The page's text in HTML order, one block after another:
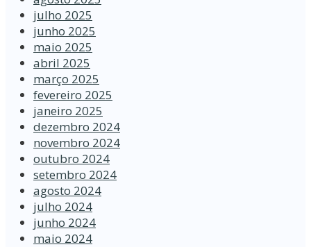
julho 2025
junho 2025
maio 2025
abril 2025
março 2025
fevereiro 2025
janeiro 2025
dezembro 2024
novembro 2024
outubro 2024
setembro 2024
agosto 2024
julho 2024
junho 2024
maio 2024